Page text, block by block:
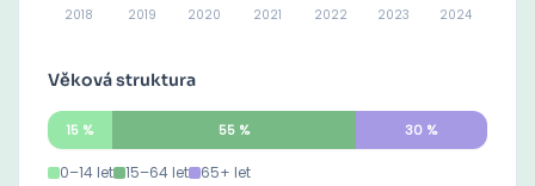
2018 2019 2020 2021 2022 2023 2024
Věková struktura
15 % 55% 30 %
0–14 let 15–64 let 65+ let